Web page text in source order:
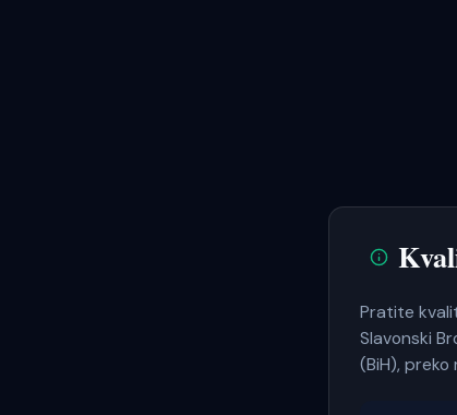
Pratite
Slavonski
(BiH), preko